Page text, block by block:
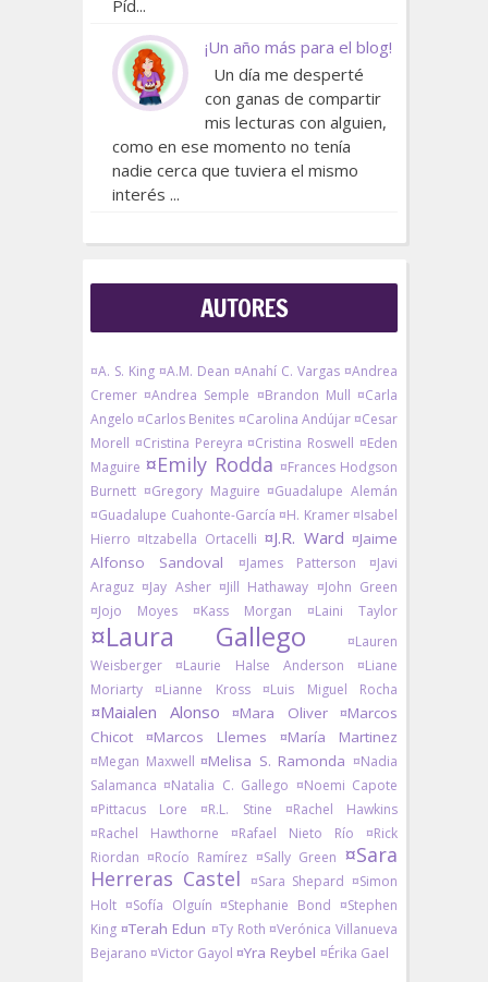
Píd...
¡Un año más para el blog!
Un día me desperté
con ganas de compartir
mis lecturas con alguien,
como en ese momento no tenía
nadie cerca que tuviera el mismo
interés ...
AUTORES
¤A. S. King ¤A.M. Dean ¤Anahí C. Vargas ¤Andrea
Cremer ¤Andrea Semple ¤Brandon Mull ¤Carla
Angelo ¤Carlos Benites ¤Carolina Andújar ¤Cesar
Morell ¤Cristina Pereyra ¤Cristina Roswell ¤Eden
Maguire ¤Emily Rodda ¤Frances Hodgson
Burnett ¤Gregory Maguire ¤Guadalupe Alemán
¤Guadalupe Cuahonte-García ¤H. Kramer ¤Isabel
Hierro ¤Itzabella Ortacelli ¤J.R. Ward ¤Jaime
Alfonso Sandoval
¤James Patterson
¤Javi
Araguz ¤Jay Asher ¤Jill Hathaway ¤John Green
¤Jojo Moyes
¤Kass Morgan ¤Laini Taylor
¤Laura Gallego
¤Lauren
Weisberger
¤Laurie Halse Anderson
¤Liane
Moriarty
¤Lianne Kross ¤Luis Miguel Rocha
¤Maialen Alonso ¤Mara Oliver
¤Marcos
Chicot
¤Marcos Llemes ¤María Martinez
¤Megan Maxwell ¤Melisa S. Ramonda ¤Nadia
Salamanca ¤Natalia C. Gallego ¤Noemi Capote
¤Pittacus Lore
¤R.L. Stine
¤Rachel Hawkins
¤Rachel Hawthorne
¤Rafael Nieto Río
¤Rick
Riordan ¤Rocío Ramírez ¤Sally Green ¤Sara
Herreras Castel
¤Sara Shepard ¤Simon
Holt ¤Sofía Olguín ¤Stephanie Bond ¤Stephen
King ¤Terah Edun ¤Ty Roth ¤Verónica Villanueva
Bejarano ¤Victor Gayol ¤Yra Reybel ¤Érika Gael